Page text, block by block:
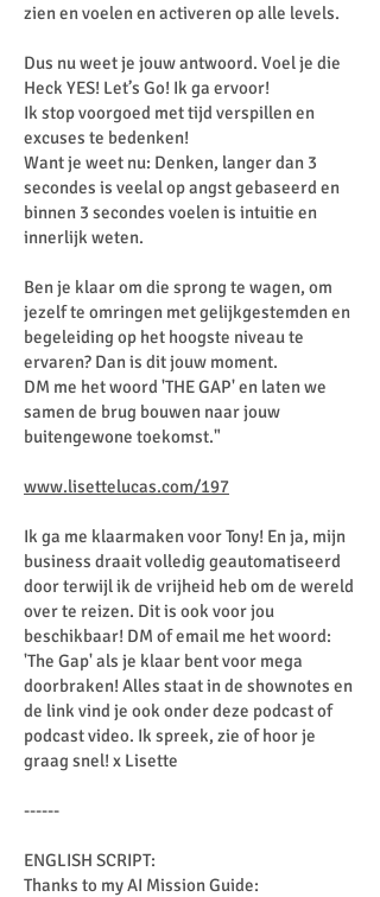
zien en voelen en activeren op alle levels.
Dus nu weet je jouw antwoord. Voel je die
Heck YES! Let’s Go! Ik ga ervoor!
Ik stop voorgoed met tijd verspillen en
excuses te bedenken!
Want je weet nu: Denken, langer dan 3
secondes is veelal op angst gebaseerd en
binnen 3 secondes voelen is intuitie en
innerlijk weten.
Ben je klaar om die sprong te wagen, om
jezelf te omringen met gelijkgestemden en
begeleiding op het hoogste niveau te
ervaren? Dan is dit jouw moment.
DM me het woord 'THE GAP' en laten we
samen de brug bouwen naar jouw
buitengewone toekomst."
www.lisettelucas.com/197
Ik ga me klaarmaken voor Tony! En ja, mijn
business draait volledig geautomatiseerd
door terwijl ik de vrijheid heb om de wereld
over te reizen. Dit is ook voor jou
beschikbaar! DM of email me het woord:
'The Gap' als je klaar bent voor mega
doorbraken! Alles staat in de shownotes en
de link vind je ook onder deze podcast of
podcast video. Ik spreek, zie of hoor je
graag snel! x Lisette
------
ENGLISH SCRIPT:
Thanks to my AI Mission Guide: